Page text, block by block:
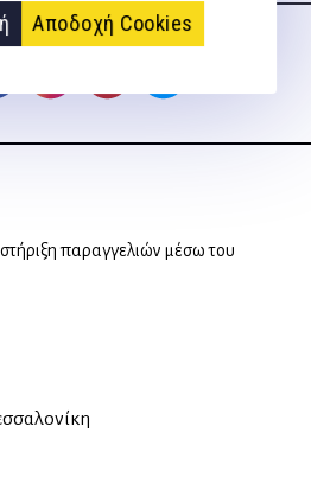
Αποδοχή Cookies
social media
παραγγελιών μέσω του